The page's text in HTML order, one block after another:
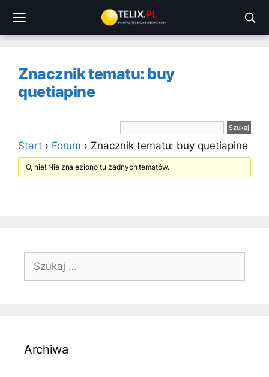
treści
Znacznik tematu: buy
quetiapine
Start › Forum › Znacznik tematu: buy quetiapine
O, nie! Nie znaleziono tu żadnych tematów.
Szukaj:
Archiwa